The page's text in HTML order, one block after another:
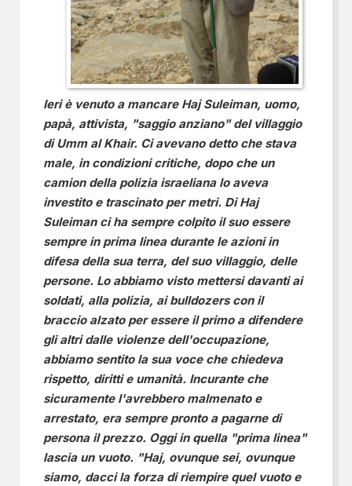
Ieri è venuto a mancare Haj Suleiman, uomo,
papà, attivista, "saggio anziano" del villaggio
di Umm al Khair. Ci avevano detto che stava
male, in condizioni critiche, dopo che un
camion della polizia israeliana lo aveva
investito e trascinato per metri. Di Haj
Suleiman ci ha sempre colpito il suo essere
sempre in prima linea durante le azioni in
difesa della sua terra, del suo villaggio, delle
persone. Lo abbiamo visto mettersi davanti ai
soldati, alla polizia, ai bulldozers con il
braccio alzato per essere il primo a difendere
gli altri dalle violenze dell'occupazione,
abbiamo sentito la sua voce che chiedeva
rispetto, diritti e umanità. Incurante che
sicuramente l'avrebbero malmenato e
arrestato, era sempre pronto a pagarne di
persona il prezzo. Oggi in quella "prima linea"
lascia un vuoto. "Haj, ovunque sei, ovunque
siamo, dacci la forza di riempire quel vuoto e